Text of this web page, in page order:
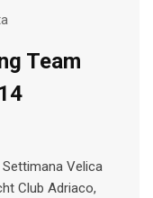
Team
Velica
Club Adriaco,